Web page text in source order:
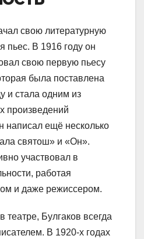
свою литературную
пьес. В 1916 году он
свою первую пьесу
была поставлена
и стала одним из
произведений
написал ещё несколько
святош» и «Он».
участвовал в
работая
и даже режиссером.
театре, Булгаков всегда
В 1920-х годах